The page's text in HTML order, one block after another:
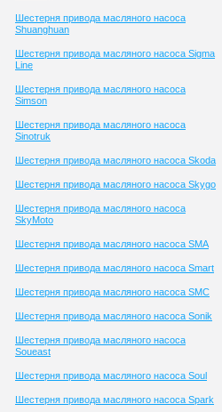
Шестерня привода масляного насоса
Shuanghuan
Шестерня привода масляного насоса Sigma
Line
Шестерня привода масляного насоса
Simson
Шестерня привода масляного насоса
Sinotruk
Шестерня привода масляного насоса Skoda
Шестерня привода масляного насоса Skygo
Шестерня привода масляного насоса
SkyMoto
Шестерня привода масляного насоса SMA
Шестерня привода масляного насоса Smart
Шестерня привода масляного насоса SMC
Шестерня привода масляного насоса Sonik
Шестерня привода масляного насоса
Soueast
Шестерня привода масляного насоса Soul
Шестерня привода масляного насоса Spark